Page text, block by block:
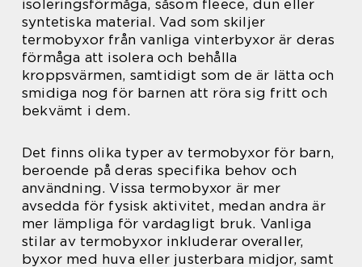
isoleringsförmåga, såsom fleece, dun eller
syntetiska material. Vad som skiljer
termobyxor från vanliga vinterbyxor är deras
förmåga att isolera och behålla
kroppsvärmen, samtidigt som de är lätta och
smidiga nog för barnen att röra sig fritt och
bekvämt i dem.
Det finns olika typer av termobyxor för barn,
beroende på deras specifika behov och
användning. Vissa termobyxor är mer
avsedda för fysisk aktivitet, medan andra är
mer lämpliga för vardagligt bruk. Vanliga
stilar av termobyxor inkluderar overaller,
byxor med huva eller justerbara midjor, samt